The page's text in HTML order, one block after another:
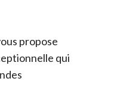
propose
qui